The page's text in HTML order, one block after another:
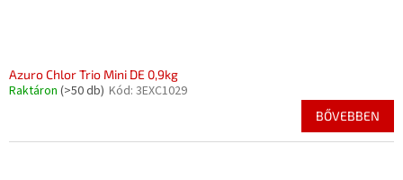
Azuro Chlor Trio Mini DE 0,9kg
Raktáron (>50 db) Kód: 3EXC1029
BŐVEBBEN